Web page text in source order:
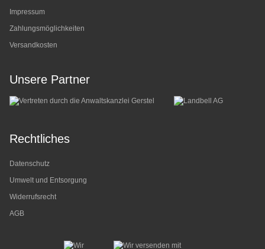
Impressum
Zahlungsmöglichkeiten
Versandkosten
Unsere Partner
Rechtliches
Datenschutz
Umwelt und Entsorgung
Widerrufsrecht
AGB